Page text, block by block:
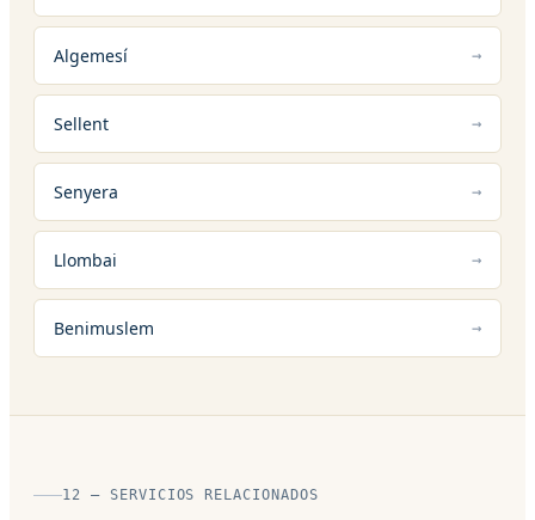
Algemesí
Sellent
Senyera
Llombai
Benimuslem
12 — SERVICIOS RELACIONADOS